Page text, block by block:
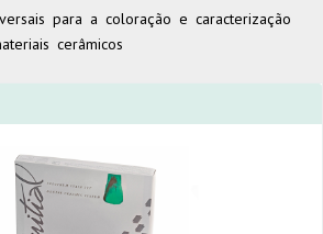
para a coloração e caracterização
cerâmicos